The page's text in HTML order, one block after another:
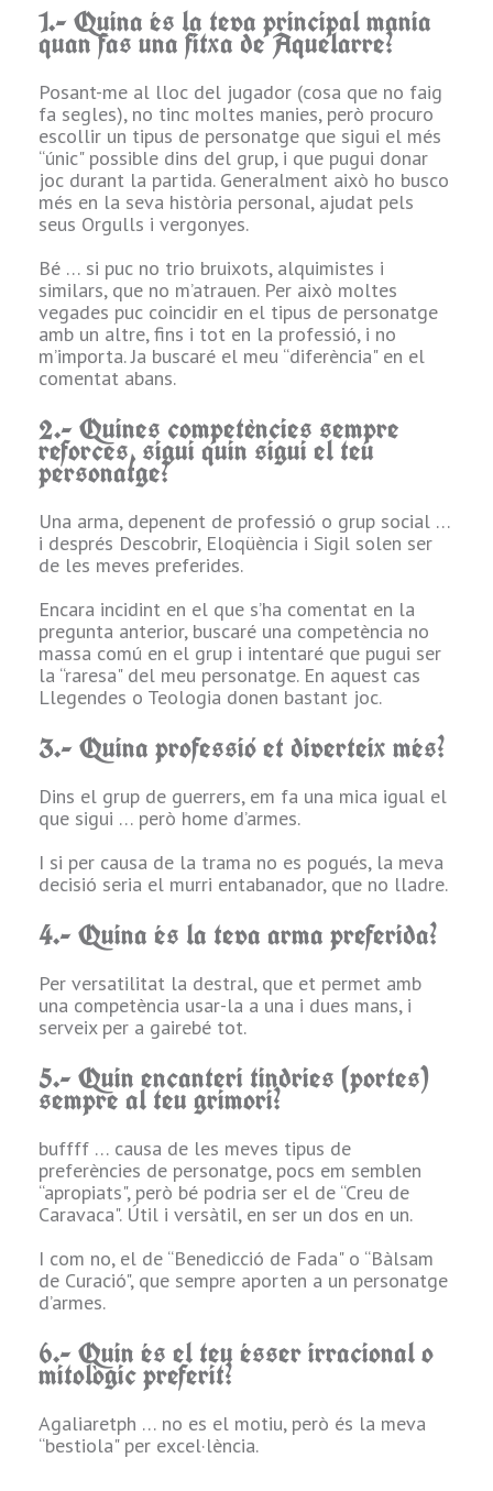
Q
u
e
s
t
i
o
n
a
r
r
d
RODEN
DAUS
1.- Quina és la
teva principal
1.- Quina és la teva principal mania
quan fas una fitxa de Aquelarre?
Posant-me al lloc del jugador (cosa que no faig
fa segles), no tinc moltes manies, però procuro
escollir un tipus de personatge que sigui el més
“únic" possible dins del grup, i que pugui donar
joc durant la partida. Generalment això ho busco
més en la seva història personal, ajudat pels
seus Orgulls i vergonyes.
Bé … si puc no trio bruixots, alquimistes i
similars, que no m’atrauen. Per això moltes
vegades puc coincidir en el tipus de personatge
amb un altre, fins i tot en la professió, i no
m’importa. Ja buscaré el meu “diferència" en el
comentat abans.
2.- Quines competències sempre
reforces, sigui quin sigui el teu
personatge?
Una arma, depenent de professió o grup social …
i després Descobrir, Eloqüència i Sigil solen ser
de les meves preferides.
Encara incidint en el que s’ha comentat en la
pregunta anterior, buscaré una competència no
massa comú en el grup i intentaré que pugui ser
la “raresa" del meu personatge. En aquest cas
Llegendes o Teologia donen bastant joc.
3.- Quina professió et diverteix més?
Dins el grup de guerrers, em fa una mica igual el
que sigui … però home d’armes.
I si per causa de la trama no es pogués, la meva
decisió seria el murri entabanador, que no lladre.
4.- Quina és la teva arma preferida?
Per versatilitat la destral, que et permet amb
una competència usar-la a una i dues mans, i
serveix per a gairebé tot.
5.- Quin encanteri tindries (portes)
sempre al teu grimori?
buffff … causa de les meves tipus de
preferències de personatge, pocs em semblen
“apropiats", però bé podria ser el de “Creu de
Caravaca". Útil i versàtil, en ser un dos en un.
I com no, el de “Benedicció de Fada" o “Bàlsam
de Curació", que sempre aporten a un personatge
d’armes.
6.- Quin és el teu ésser irracional o
mitològic preferit?
Agaliaretph … no es el motiu, però és la meva
“bestiola" per excel·lència.